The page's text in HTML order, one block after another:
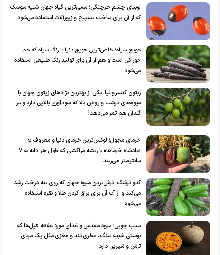
لوبیای چشم خرچنگی؛ سمی‌ترین گیاه جهان شبیه سوسک
که از آن برای ساخت تسبیح و زیورآلات استفاده می‌شود
هویج سیاه؛ خاص‌ترین هویج دنیا با رنگ سیاه که هم
خوراکی است و هم از آن برای تولید رنگ طبیعی استفاده
می‌شود
زیتون کنسروالیا؛ یکی از بهترین نژادهای زیتون جهان با
میوه‌های درشت و روغن بالا که سودآوری بالایی دارد و در
گلدان هم ثمر می‌دهد!
خرمای مجول؛ لوکس‌ترین خرمای دنیا و معروف به
«پادشاه خرماها» با ریشه مراکشی که طول هر دانه به ۷
سانتیمتر می‌رسد
کدو ترشک؛ ترش‌ترین میوه جهان که روی تنه درخت رشد
می‌کند و از آب آن برای براق کردن طلا و نقره استفاده
می‌شود
سیب چوبی؛ میوه مقدس و غذای مورد علاقه فیل‌ها که
پوستی شبیه سنگ، عطری تند و مغزی مثل یک مربای
ترش و شیرین دارد